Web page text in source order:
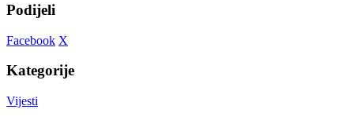
Podijeli
Facebook X
Kategorije
Vijesti